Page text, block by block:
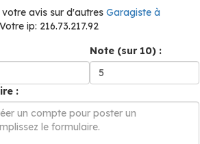
avis sur d'autres Garagiste à
ip: 216.73.217.92
Note (sur 10) :
: